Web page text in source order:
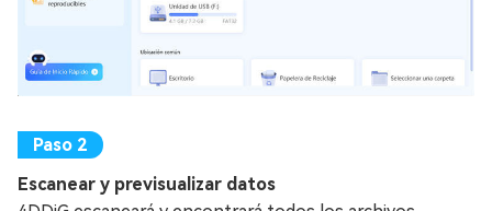
Escanear y previsualizar datos